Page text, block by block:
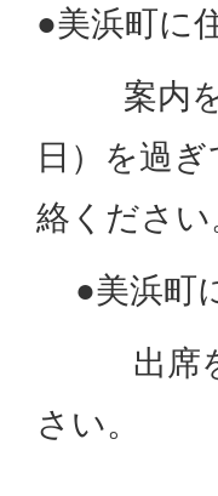
●美浜町に
案内を
日）を過
絡ください
●美浜町
出席を
さい。